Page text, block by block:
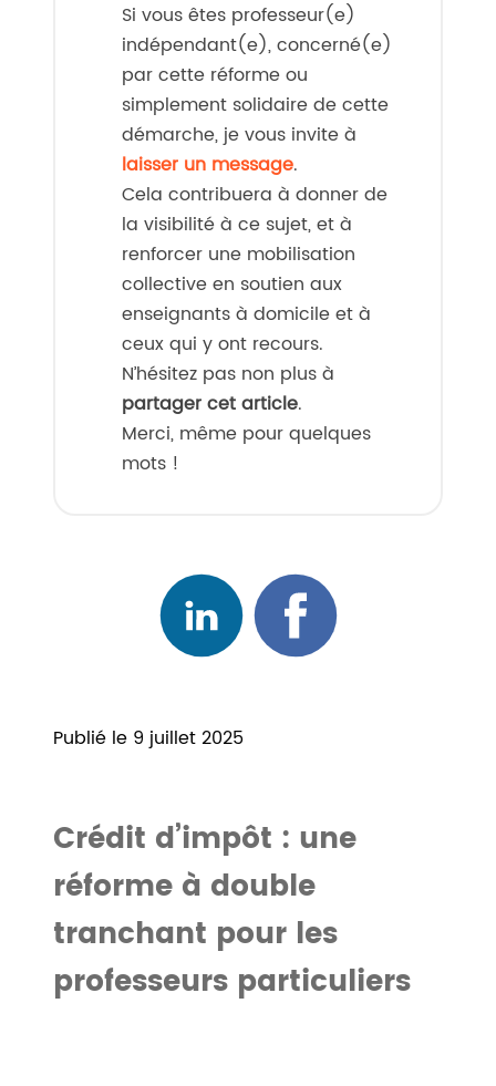
Si vous êtes professeur(e)
indépendant(e), concerné(e)
par cette réforme ou
simplement solidaire de cette
démarche, je vous invite à
laisser un message.
Cela contribuera à donner de
la visibilité à ce sujet, et à
renforcer une mobilisation
collective en soutien aux
enseignants à domicile et à
ceux qui y ont recours.
N’hésitez pas non plus à
partager cet article.
Merci, même pour quelques
mots !
Publié le 9 juillet 2025
Crédit d’impôt : une
réforme à double
tranchant pour les
professeurs particuliers